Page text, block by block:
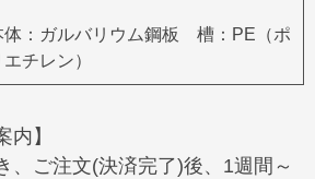
体：ガルバリウム鋼板 槽：PE（ポ
エチレン）
内】
、ご注文(決済完了)後、1週間～